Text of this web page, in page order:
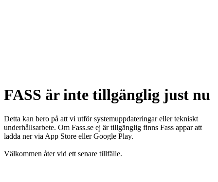
FASS är inte tillgänglig just nu
Detta kan bero på att vi utför systemuppdateringar eller tekniskt
underhållsarbete. Om Fass.se ej är tillgänglig finns Fass appar att
ladda ner via App Store eller Google Play.
Välkommen åter vid ett senare tillfälle.